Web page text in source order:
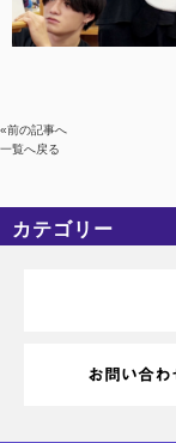
«前の記事へ
一覧へ戻る
カテゴリー
お問い合わ